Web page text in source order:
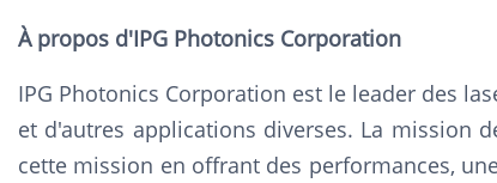
À propos d'IPG Photonics Corporation
IPG Photonics Corporation est le leader des
et d'autres applications diverses. La mission
cette mission en offrant des performances,